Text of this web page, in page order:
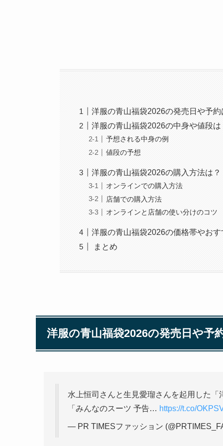
洋服の青山福袋2026の発売日や予
洋服の青山福袋2026の中身や値段
予想される中身の例
値段の予想
洋服の青山福袋2026の購入方法は？
オンラインでの購入方法
店舗での購入方法
オンラインと店舗の使い分けのコツ
洋服の青山福袋2026の価格帯やお
まとめ
洋服の青山福袋2026の発売日や予
水上恒司さんと生見愛瑠さんを起用した
「みんなのスーツ 予告… https://t.co/
— PR TIMESファッション